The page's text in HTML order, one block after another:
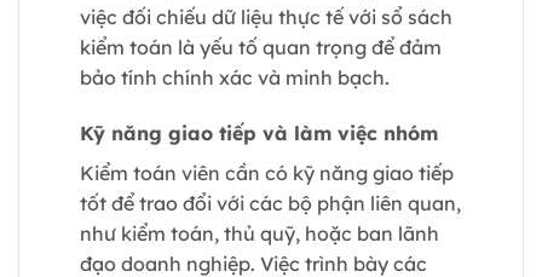
việc đối chiếu dữ liệu thực tế với sổ sách
kiểm toán là yếu tố quan trọng để đảm
bảo tính chính xác và minh bạch.
Kỹ năng giao tiếp và làm việc nhóm
Kiểm toán viên cần có kỹ năng giao tiếp
tốt để trao đổi với các bộ phận liên quan,
như kiểm toán, thủ quỹ, hoặc ban lãnh
đạo doanh nghiệp. Việc trình bày các